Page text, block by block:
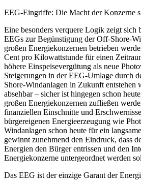
EEG-Eingriffe: Die Macht der Konzerne
Eine besonders verquere Logik zeigt sich
EEGs zur Begünstigung der Off-Shore-
großen Energiekonzernen betrieben
Cent pro Kilowattstunde für einen
höhere Einspeisevergütung als neue
Steigerungen in der EEG-Umlage durch
Shore-Windanlagen in Zukunft entstehen
absehbar – sicher ist hingegen schon
großen Energiekonzernen zufließen
finanziellen Einschnitte und
bürgereigenen Energieerzeugung wie
Windanlagen schon heute für ein
gewinnt zunehmend den Eindruck, dass
Energien den Bürger entrissen und den
Energiekonzerne untergeordnet werden
Das EEG ist der einzige Garant der